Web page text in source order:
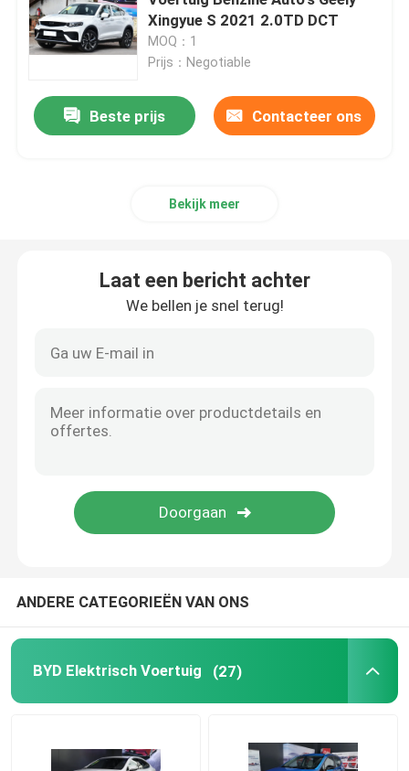
Changan-auto
Automobiele EV
Toyota EV-voertuig
Zware vrachtvrachtwagen
De Elektrische Auto van AION
Xingyue S 2021 2.0TD DCT
MOQ：1
Prijs：Negotiable
Beste prijs Contacteer ons
Bekijk meer
Laat een bericht achter
We bellen je snel terug!
ANDERE CATEGORIEËN VAN ONS
BYD Elektrisch Voertuig (27)